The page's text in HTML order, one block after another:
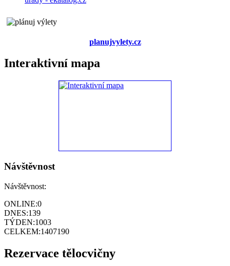
planujvylety.cz
Interaktivní mapa
Návštěvnost
Návštěvnost:
ONLINE:0
DNES:139
TÝDEN:1003
CELKEM:1407190
Rezervace tělocvičny